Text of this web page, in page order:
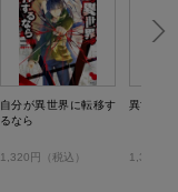
自分が異世界に転移す
るなら
1,320円（税込）
異世界娼
1,320円